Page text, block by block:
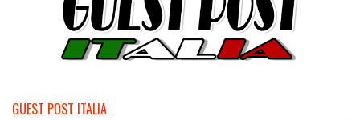
GUEST POST ITALIA